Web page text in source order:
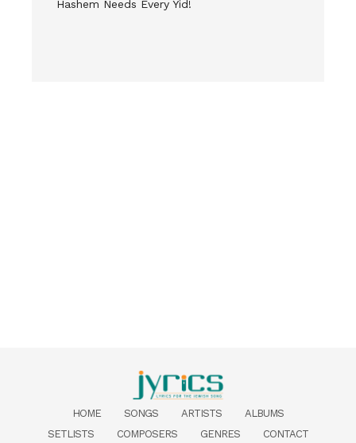
Hashem Needs Every Yid!
HOME SONGS ARTISTS
ALBUMS
SETLISTS
COMPOSERS GENRES CONTACT